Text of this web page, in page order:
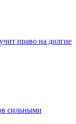
право на долгие
сильными